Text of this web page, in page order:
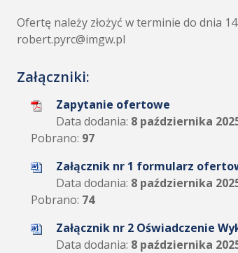
Ofertę należy złożyć w terminie do dnia
robert.pyrc@imgw.pl
Załączniki:
Zapytanie ofertowe
Data dodania: 8 października
Pobrano: 97
Załącznik nr 1 formularz
Data dodania: 8 października
Pobrano: 74
Załącznik nr 2 Oświadczenie
Data dodania: 8 października